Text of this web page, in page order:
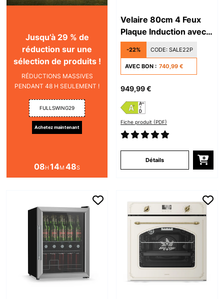
Jusqu’à 29 % de
réduction sur une
sélection de produits !
RÉDUCTIONS MASSIVES
PENDANT 48 H SEULEMENT !
FULLSWING29
Achetez maintenant
08H14M 47S
Velaire 80cm 4 Feux
Plaque Induction avec
Hotte Intégrée​ Noir
-22% CODE: SALE22P
AVEC BON : 740,99 €
949,99 €
Fiche produit (PDF)
Détails